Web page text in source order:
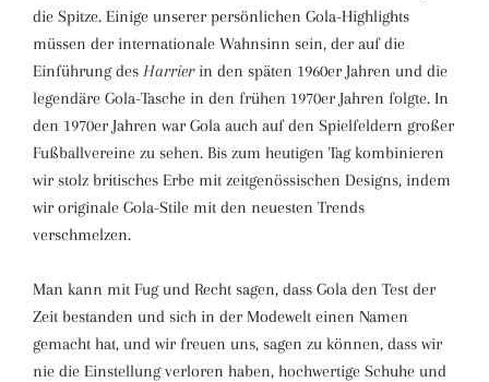
die Spitze. Einige unserer persönlichen Gola-Highlights
müssen der internationale Wahnsinn sein, der auf die
Einführung des Harrierin den späten 1960er Jahren und die
legendäre Gola-Tasche in den frühen 1970er Jahren folgte. In
den 1970er Jahren war Gola auch auf den Spielfeldern großer
Fußballvereine zu sehen. Bis zum heutigen Tag kombinieren
wir stolz britisches Erbe mit zeitgenössischen Designs, indem
wir originale Gola-Stile mit den neuesten Trends
verschmelzen.
Man kann mit Fug und Recht sagen, dass Gola den Test der
Zeit bestanden und sich in der Modewelt einen Namen
gemacht hat, und wir freuen uns, sagen zu können, dass wir
nie die Einstellung verloren haben, hochwertige Schuhe und